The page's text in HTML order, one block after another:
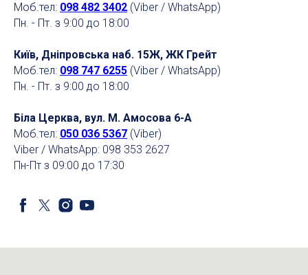
Моб.тел: 098 482 3402 (Viber / WhatsApp)
Пн. - Пт. з 9:00 до 18:00
Київ, Дніпровська наб. 15Ж, ЖК Грейт
Моб.тел: 098 747 6255 (Viber / WhatsApp)
Пн. - Пт. з 9:00 до 18:00
Біла Церква, вул. М. Амосова 6-А
Моб.тел: 050 036 5367 (Viber)
Viber / WhatsApp: 098 353 2627
Пн-Пт з 09:00 до 17:30